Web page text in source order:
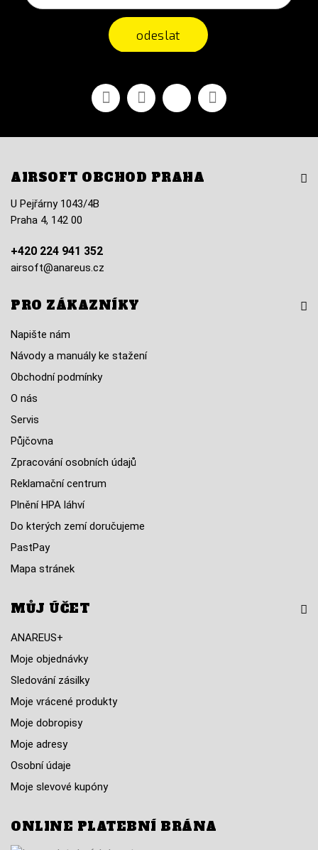
odeslat
FacebookYouTubeVimeo Instagram
AIRSOFT OBCHOD PRAHA
U Pejřárny 1043/4B
Praha 4, 142 00
+420 224 941 352
airsoft@anareus.cz
PRO ZÁKAZNÍKY
Napište nám
Návody a manuály ke stažení
Obchodní podmínky
O nás
Servis
Půjčovna
Zpracování osobních údajů
Reklamační centrum
Plnění HPA láhví
Do kterých zemí doručujeme
PastPay
Mapa stránek
MŮJ ÚČET
ANAREUS+
Moje objednávky
Sledování zásilky
Moje vrácené produkty
Moje dobropisy
Moje adresy
Osobní údaje
Moje slevové kupóny
ONLINE PLATEBNÍ BRÁNA